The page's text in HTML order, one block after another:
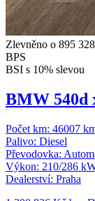
Zlevněno o 895
BPS
BSI s 10% slevou
BMW 540d
Počet km: 46007
Palivo: Diesel
Převodovka:
Výkon: 210/286
Dealerství: Praha